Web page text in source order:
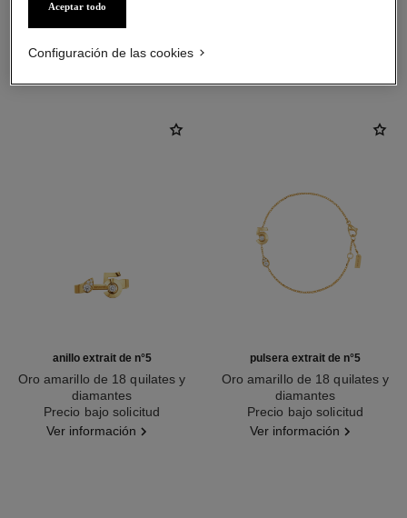
DESCUBRA TAMBIÉN
anillo extrait de n°5
Oro amarillo de 18 quilates y
diamantes
Ref. J12905
Precio bajo solicitud
Ver información
pulsera extrait de n°5
Oro amarillo de 18 quilates y
diamantes
Ref. J12906
Precio bajo solicitud
Ver información
Aceptar todo
Configuración de las cookies